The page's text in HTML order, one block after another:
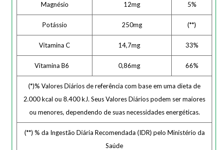
Magnésio 12mg 5%
Potássio 250mg (**)
Vitamina C 14,7mg 33%
Vitamina B6 0,86mg 66%
(*)% Valores Diários de referência com base em uma dieta de
2.000 kcal ou 8.400 kJ. Seus Valores Diários podem ser maiores
ou menores, dependendo de suas necessidades energéticas.
(**) % da Ingestão Diária Recomendada (IDR) pelo Ministério da
Saúde